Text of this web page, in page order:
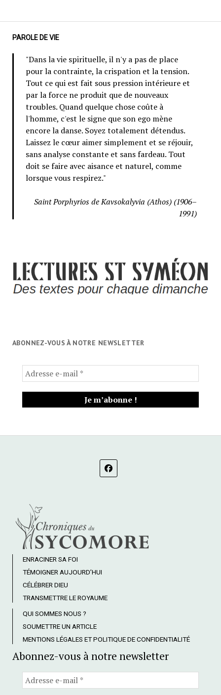
PAROLE DE VIE
"Dans la vie spirituelle, il n'y a pas de place
pour la contrainte, la crispation et la tension.
Tout ce qui est fait sous pression intérieure et
par la force ne produit que de nouveaux
troubles. Quand quelque chose coûte à
l'homme, c'est le signe que son ego mène
encore la danse. Soyez totalement détendus.
Laissez le cœur aimer simplement et se réjouir,
sans analyse constante et sans fardeau. Tout
doit se faire avec aisance et naturel, comme
lorsque vous respirez."
Saint Porphyrios de Kavsokalyvia (Athos) (1906–
1991)
ABONNEZ-VOUS À NOTRE NEWSLETTER
ENRACINER SA FOI
TÉMOIGNER AUJOURD’HUI
CÉLÉBRER DIEU
TRANSMETTRE LE ROYAUME
QUI SOMMES NOUS ?
SOUMETTRE UN ARTICLE
MENTIONS LÉGALES ET POLITIQUE DE CONFIDENTIALITÉ
Abonnez-vous à notre newsletter